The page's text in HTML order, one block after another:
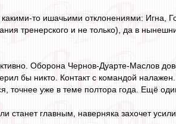
то ишачьими отклонениями: Игна,
тренерского и не только), да в
Оборона Чернов-Дуарте-Маслов
бы никто. Контакт с командой
точнее уже в теме полтора года. Ещё
станет главным, наверняка захочет